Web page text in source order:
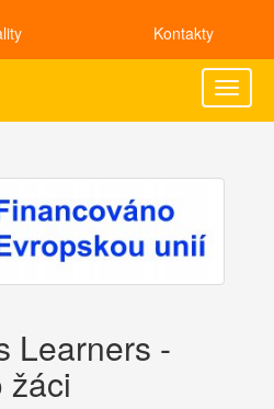
Kontakty
Toggle
Learners -
žáci